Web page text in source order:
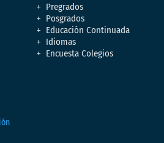
Pregrados
Posgrados
Educación Continuada
Idiomas
Encuesta Colegios